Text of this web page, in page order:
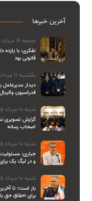
آخرین خبرها
جمعه 16 مرداد 1405 17:49
تفکری: با
قانونی بود
یکشنبه 11 مرداد 1405 23:58
دیدار
فدراسیون والیبال
شنبه 10 مرداد 1405 10:18
گزارش تصویری
اصحاب رسانه
شنبه 10 مرداد 1405 08:39
جباری: مسئولیت
و در لیگ یک
شنبه 10 مرداد 1405 08:36
برای احقاق حق